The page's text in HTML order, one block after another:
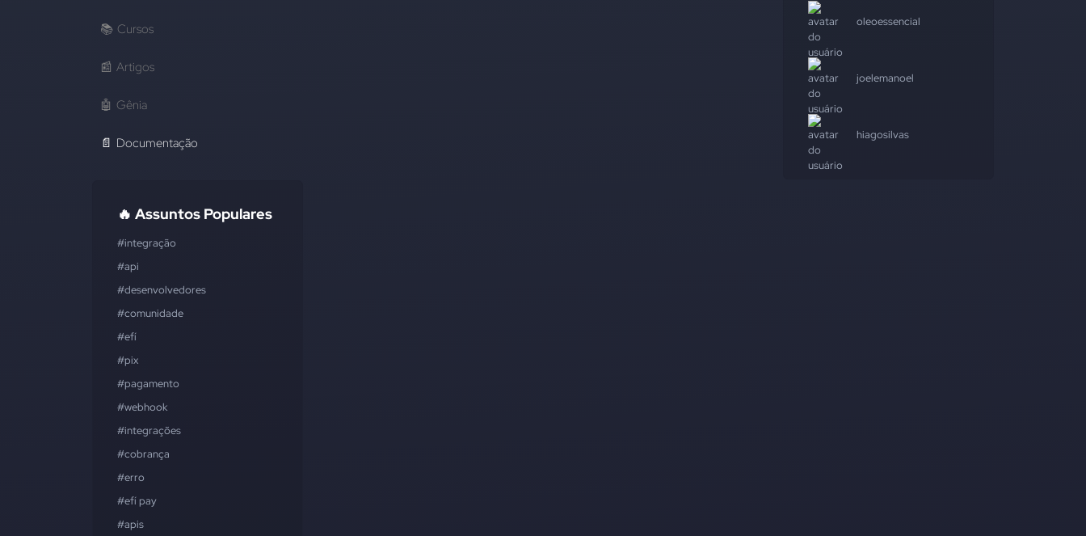
📚 Cursos
📰 Artigos
🤖 Gênia
📄 Documentação
🔥 Assuntos Populares
#integração
#api
#desenvolvedores
#comunidade
#efí
#pix
#pagamento
#webhook
#integrações
#cobrança
#erro
#efí pay
#apis
oleoessencial
joelemanoel
hiagosilvas